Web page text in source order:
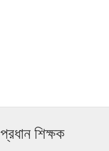
প্রধান শিক্ষক